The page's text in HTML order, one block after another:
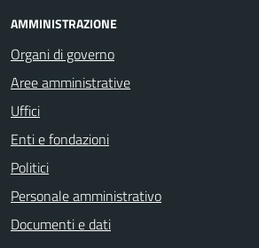
AMMINISTRAZIONE
Organi di governo
Aree amministrative
Uffici
Enti e fondazioni
Politici
Personale amministrativo
Documenti e dati